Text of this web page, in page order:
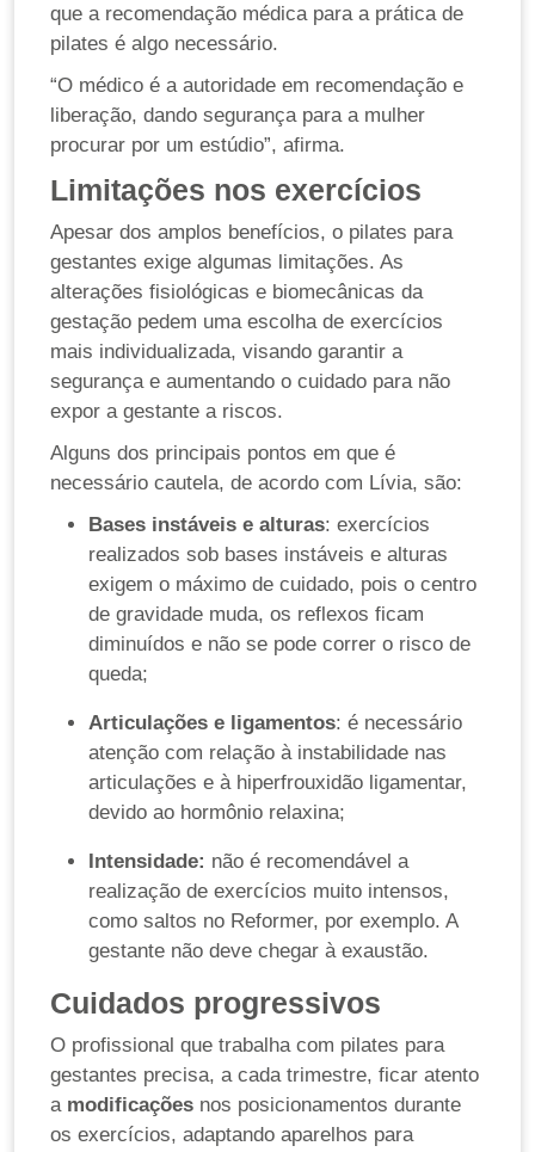
que a recomendação médica para a prática de
pilates é algo necessário.
“O médico é a autoridade em recomendação e
liberação, dando segurança para a mulher
procurar por um estúdio”, afirma.
Limitações nos exercícios
Apesar dos amplos benefícios, o pilates para
gestantes exige algumas limitações. As
alterações fisiológicas e biomecânicas da
gestação pedem uma escolha de exercícios
mais individualizada, visando garantir a
segurança e aumentando o cuidado para não
expor a gestante a riscos.
Alguns dos principais pontos em que é
necessário cautela, de acordo com Lívia, são:
Bases instáveis e alturas: exercícios
realizados sob bases instáveis e alturas
exigem o máximo de cuidado, pois o centro
de gravidade muda, os reflexos ficam
diminuídos e não se pode correr o risco de
queda;
Articulações e ligamentos: é necessário
atenção com relação à instabilidade nas
articulações e à hiperfrouxidão ligamentar,
devido ao hormônio relaxina;
Intensidade: não é recomendável a
realização de exercícios muito intensos,
como saltos no Reformer, por exemplo. A
gestante não deve chegar à exaustão.
Cuidados progressivos
O profissional que trabalha com pilates para
gestantes precisa, a cada trimestre, ficar atento
a modificações nos posicionamentos durante
os exercícios, adaptando aparelhos para